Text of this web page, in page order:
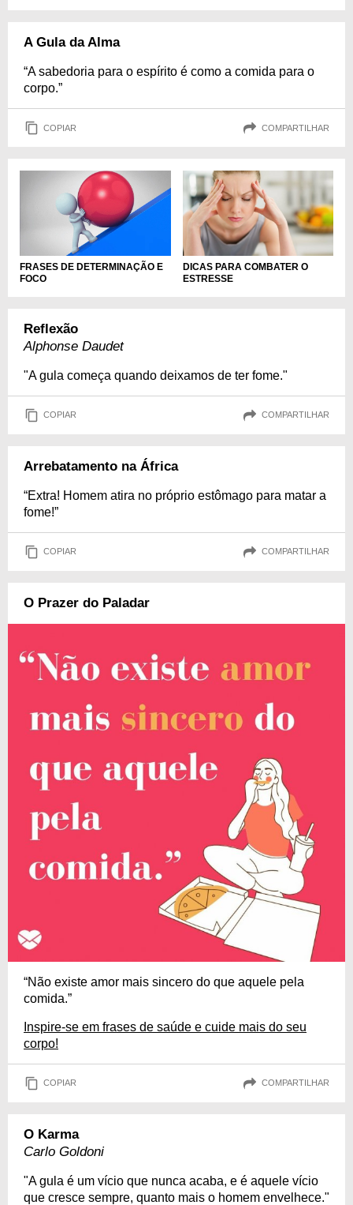
A Gula da Alma
“A sabedoria para o espírito é como a comida para o
corpo.”
COPIAR COMPARTILHAR
FRASES DE DETERMINAÇÃO E
FOCO
DICAS PARA COMBATER O
ESTRESSE
Reflexão
Alphonse Daudet
"A gula começa quando deixamos de ter fome."
COPIAR COMPARTILHAR
Arrebatamento na África
“Extra! Homem atira no próprio estômago para matar a
fome!”
COPIAR COMPARTILHAR
O Prazer do Paladar
“Não existe amor mais sincero do que aquele pela
comida.”
Inspire-se em frases de saúde e cuide mais do seu
corpo!
COPIAR COMPARTILHAR
O Karma
Carlo Goldoni
"A gula é um vício que nunca acaba, e é aquele vício
que cresce sempre, quanto mais o homem envelhece."